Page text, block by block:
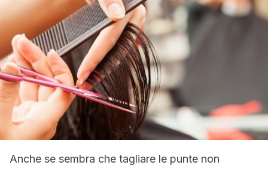
Anche se sembra che tagliare le punte non